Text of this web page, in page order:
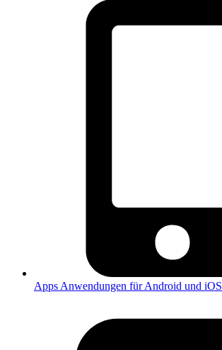
Apps Anwendungen für Android und iOS